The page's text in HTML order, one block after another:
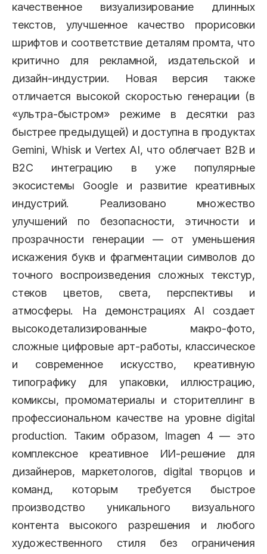
качественное визуализирование длинных
текстов, улучшенное качество прорисовки
шрифтов и соответствие деталям промта, что
критично для рекламной, издательской и
дизайн-индустрии. Новая версия также
отличается высокой скоростью генерации (в
«ультра-быстром» режиме в десятки раз
быстрее предыдущей) и доступна в продуктах
Gemini, Whisk и Vertex AI, что облегчает B2B и
B2C интеграцию в уже популярные
экосистемы Google и развитие креативных
индустрий. Реализовано множество
улучшений по безопасности, этичности и
прозрачности генерации — от уменьшения
искажения букв и фрагментации символов до
точного воспроизведения сложных текстур,
стеков цветов, света, перспективы и
атмосферы. На демонстрациях AI создает
высокодетализированные макро-фото,
сложные цифровые арт-работы, классическое
и современное искусство, креативную
типографику для упаковки, иллюстрацию,
комиксы, промоматериалы и сторителлинг в
профессиональном качестве на уровне digital
production. Таким образом, Imagen 4 — это
комплексное креативное ИИ-решение для
дизайнеров, маркетологов, digital творцов и
команд, которым требуется быстрое
производство уникального визуального
контента высокого разрешения и любого
художественного стиля без ограничения